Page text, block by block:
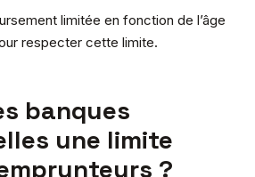
limitée en fonction de l’âge
respecter cette limite.
banques
une limite
?